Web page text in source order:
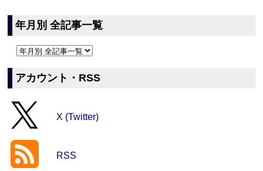
年月別 全記事一覧
アカウント・RSS
X (Twitter)
RSS